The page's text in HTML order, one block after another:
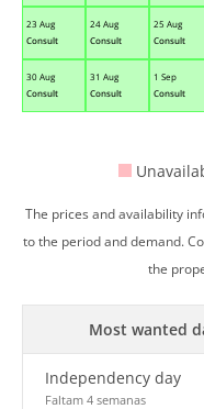
23 Aug
Consult
24 Aug
Consult
25 Aug
Consult
30 Aug
Consult
31 Aug
Consult
1 Sep
Consult
The prices and availability
to the period and demand.
the
Most wanted
Independency day
Faltam 4 semanas